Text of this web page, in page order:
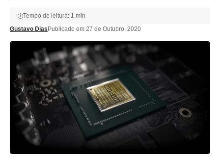
Gustavo Dias Publicado em 27 de Outubro, 2020
Tempo de leitura: 1 min